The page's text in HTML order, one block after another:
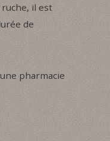
ruche, il est
de
pharmacie